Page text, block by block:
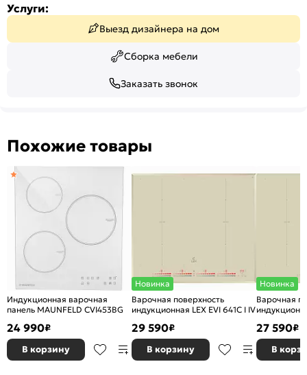
Услуги:
Выезд дизайнера на дом
Сборка мебели
Заказать звонок
Похожие товары
Индукционная варочная
панель MAUNFELD CVI453BG
24 990₽
В корзину
Новинка
Варочная поверхность
индукционная LEX EVI 641C I IV
29 590₽
В корзину
Новинка
Варочная
27 590₽
В